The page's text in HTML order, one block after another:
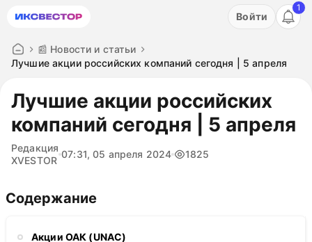
Акция: бесплатный пробный период на 3 дня!
Войти
1
📰 Новости и статьи
Лучшие акции российских компаний сегодня | 5 апреля
Лучшие акции российских
компаний сегодня | 5 апреля
Редакция
XVESTOR
07:31, 05 апреля 2024 1825
Содержание
Акции ОАК (UNAC)